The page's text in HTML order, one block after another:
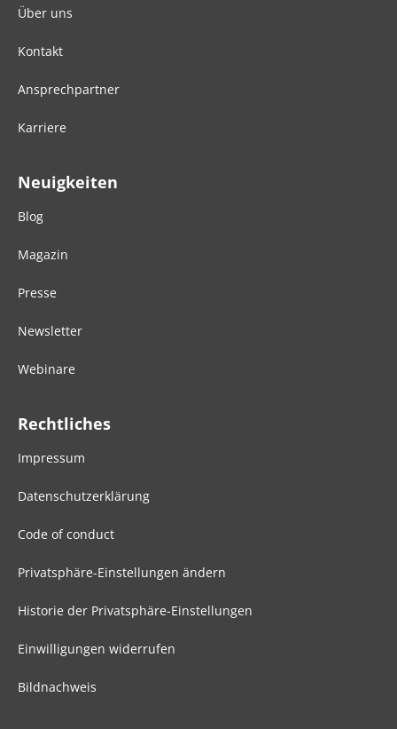
Über uns
Kontakt
Ansprechpartner
Karriere
Neuigkeiten
Blog
Magazin
Presse
Newsletter
Webinare
Rechtliches
Impressum
Datenschutzerklärung
Code of conduct
Privatsphäre-Einstellungen ändern
Historie der Privatsphäre-Einstellungen
Einwilligungen widerrufen
Bildnachweis